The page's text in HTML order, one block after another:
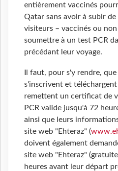
entièrement vaccinés
Qatar sans avoir à subir
visiteurs – vaccinés ou
soumettre à un test PCR
précédant leur voyage.
Il faut, pour s'y rendre,
s'inscrivent et
remettent un certificat de
PCR valide jusqu'à 72
ainsi que leurs
site web "Ehteraz" (
doivent également
site web "Ehteraz"
heures avant leur départ